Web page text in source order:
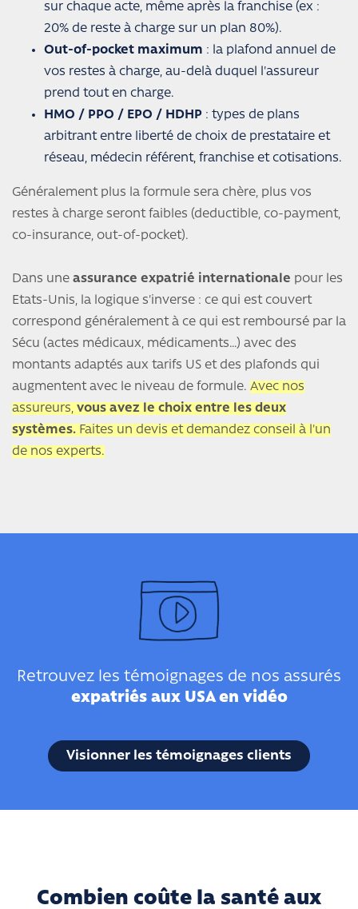
sur chaque acte, même après la franchise (ex :
20% de reste à charge sur un plan 80%).
Out-of-pocket maximum : la plafond annuel de
vos restes à charge, au-delà duquel l'assureur
prend tout en charge.
HMO / PPO / EPO / HDHP : types de plans
arbitrant entre liberté de choix de prestataire et
réseau, médecin référent, franchise et cotisations.
Généralement plus la formule sera chère, plus vos
restes à charge seront faibles (deductible, co-payment,
co-insurance, out-of-pocket).
Dans une assurance expatrié internationale pour les
Etats-Unis, la logique s'inverse : ce qui est couvert
correspond généralement à ce qui est remboursé par la
Sécu (actes médicaux, médicaments…) avec des
montants adaptés aux tarifs US et des plafonds qui
augmentent avec le niveau de formule. Avec nos
assureurs, vous avez le choix entre les deux
systèmes. Faites un devis et demandez conseil à l'un
de nos experts.
Retrouvez les témoignages de nos assurés
expatriés aux USA en vidéo
Visionner les témoignages clients
Combien coûte la santé aux